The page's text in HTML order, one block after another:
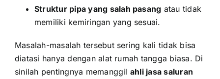
Struktur pipa yang salah pasang atau tidak
memiliki kemiringan yang sesuai.
Masalah-masalah tersebut sering kali tidak bisa
diatasi hanya dengan alat rumah tangga biasa. Di
sinilah pentingnya memanggil ahli jasa saluran